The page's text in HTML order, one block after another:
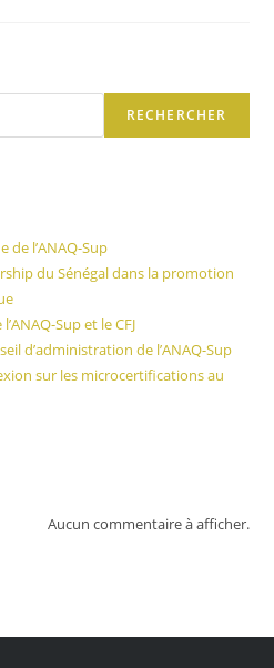
RECHERCHER
de l’ANAQ-Sup
du Sénégal dans la promotion
Sup et le CFJ
d’administration de l’ANAQ-Sup
sur les microcertifications au
Aucun commentaire à afficher.